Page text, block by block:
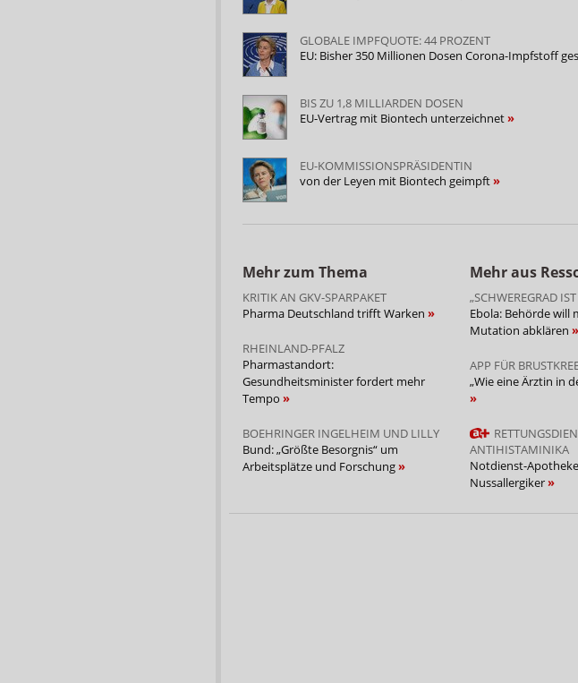
GLOBALE IMPFQUOTE: 44 PROZENT
EU: Bisher 350 Millionen Dosen Corona-Impfstoff
BIS ZU 1,8 MILLIARDEN DOSEN
EU-Vertrag mit Biontech unterzeichnet
EU-KOMMISSIONSPRÄSIDENTIN
von der Leyen mit Biontech geimpft
Mehr zum Thema
KRITIK AN GKV-SPARPAKET
Pharma Deutschland trifft Warken
RHEINLAND-PFALZ
Pharmastandort:
Gesundheitsminister fordert mehr
Tempo
BOEHRINGER INGELHEIM UND LILLY
Bund: „Größte Besorgnis“ um
Arbeitsplätze und Forschung
Mehr aus
„SCHWEREGRAD
Ebola: Behörde will
Mutation abklären
APP FÜR
„Wie eine Ärztin in
ANTIHISTAMINIKA
Notdienst-
Nussallergiker